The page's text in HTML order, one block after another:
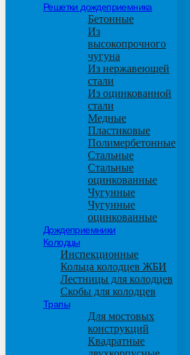
Решетки дождеприемника
Бетонные
Из
высокопрочного
чугуна
Из нержавеющей
стали
Из оцинкованной
стали
Медные
Пластиковые
Полимербетонные
Стальные
Стальные
оцинкованные
Чугунные
Чугунные
оцинкованные
Дождеприемники
Колодцы
Инспекционные
Кольца колодцев ЖБИ
Лестницы для колодцев
Скобы для колодцев
Трапы
Для мостовых
конструкций
Квадратные